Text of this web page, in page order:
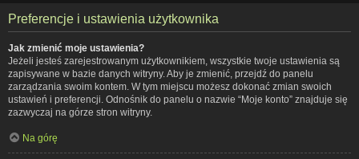
Preferencje i ustawienia użytkownika
Jak zmienić moje ustawienia?
Jeżeli jesteś zarejestrowanym użytkownikiem, wszystkie twoje ustawienia są
zapisywane w bazie danych witryny. Aby je zmienić, przejdź do panelu
zarządzania swoim kontem. W tym miejscu możesz dokonać zmian swoich
ustawień i preferencji. Odnośnik do panelu o nazwie “Moje konto” znajduje się
zazwyczaj na górze stron witryny.
Na górę